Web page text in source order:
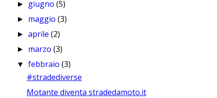
► giugno(5)
► maggio(3)
►aprile(2)
► marzo(3)
▼febbraio(3)
#stradediverse
Motante diventa stradedamoto.it